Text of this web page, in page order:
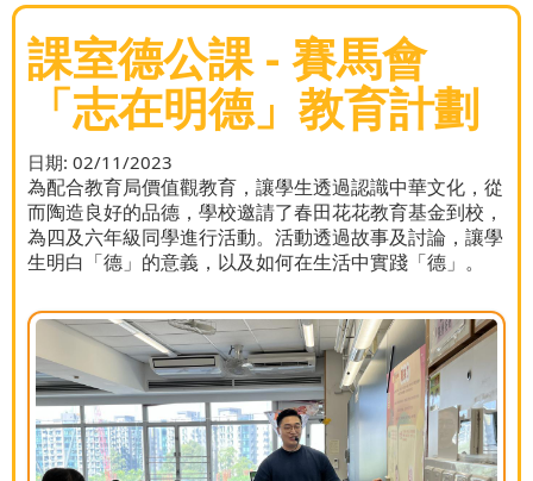
課室德公課 - 賽馬會
「志在明德」教育計劃
日期: 02/11/2023
為配合教育局價值觀教育，讓學生透過認識中華文化，從
而陶造良好的品德，學校邀請了春田花花教育基金到校，
為四及六年級同學進行活動。活動透過故事及討論，讓學
生明白「德」的意義，以及如何在生活中實踐「德」。